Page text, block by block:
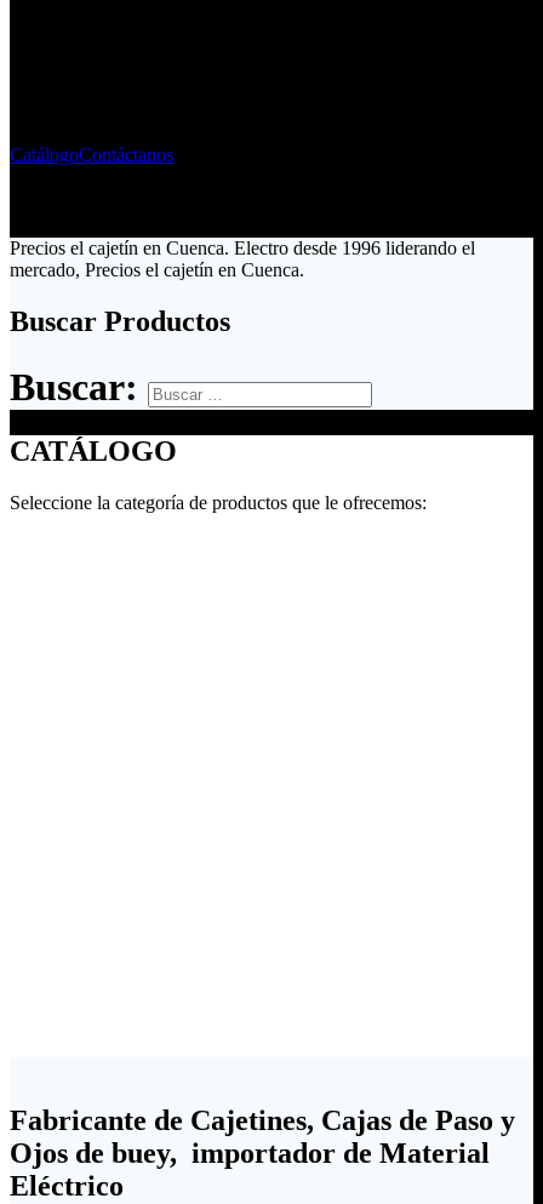
CatálogoContáctanos
Precios el cajetín en Cuenca. Electro desde 1996 liderando el
mercado, Precios el cajetín en Cuenca.
Buscar Productos
Buscar:
CATÁLOGO
Seleccione la categoría de productos que le ofrecemos:
Fabricante de Cajetines, Cajas de Paso y
Ojos de buey, importador de Material
Eléctrico